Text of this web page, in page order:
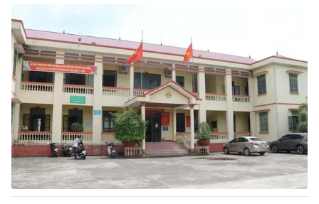
Pháp luật
Y tế
Thế giới
Tin tức
Thế giới đó đây
Câu chuyện quốc tế
Kinh tế
Tài chính
Thị trường
Dữ liệu và đời sống